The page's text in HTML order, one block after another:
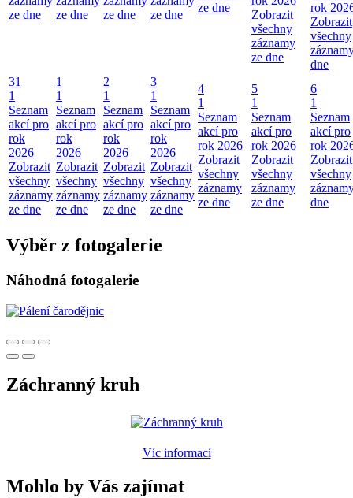
ze dne
ze dne
ze dne
ze dne
ze dne
Zobrazit
všechny
záznamy
ze dne
rok
Zobrazit
všechny
dne
31
1
Seznam
akcí pro
rok
2026
Zobrazit
všechny
záznamy
ze dne
1
1
Seznam
akcí pro
rok
2026
Zobrazit
všechny
záznamy
ze dne
2
1
Seznam
akcí pro
rok
2026
Zobrazit
všechny
záznamy
ze dne
3
1
Seznam
akcí pro
rok
2026
Zobrazit
všechny
záznamy
ze dne
4
1
Seznam
akcí pro
rok 2026
Zobrazit
všechny
záznamy
ze dne
5
1
Seznam
akcí pro
rok 2026
Zobrazit
všechny
záznamy
ze dne
6
1
Seznam
akcí pro
rok
Zobrazit
všechny
dne
Výběr z fotogalerie
Náhodná fotogalerie
Záchranný kruh
Víc informací
Mohlo by Vás zajímat